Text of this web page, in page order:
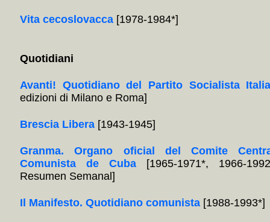
Vita cecoslovacca [1978-1984*]
Quotidiani
Avanti! Quotidiano del Partito Socialista
edizioni di Milano e Roma]
Brescia Libera [1943-1945]
Granma. Organo oficial del Comite
Comunista de Cuba [1965-1971*, 1966-
Resumen Semanal]
Il Manifesto. Quotidiano comunista [1988-1993*]